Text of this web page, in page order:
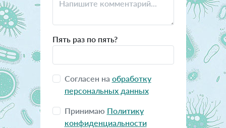
Пять раз по пять?
Согласен на обработку
персональных данных
Принимаю Политику
конфиденциальности